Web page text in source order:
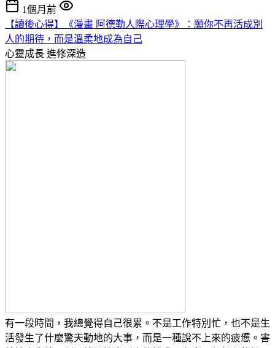
1個月前
【讀後心得】《漫畫 阿德勒人際心理學》：願你不再活成別
人的期待，而是溫柔地成為自己
心靈成長 進修深造
有一段時間，我總覺得自己很累。不是工作特別忙，也不是生
活發生了什麼驚天動地的大事，而是一種說不上來的疲憊。害